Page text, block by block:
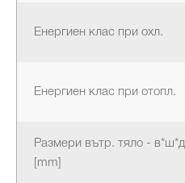
Енергиен клас при охл.
Енергиен клас при отопл.
Размери вътр. тяло - в*ш*д
[mm]